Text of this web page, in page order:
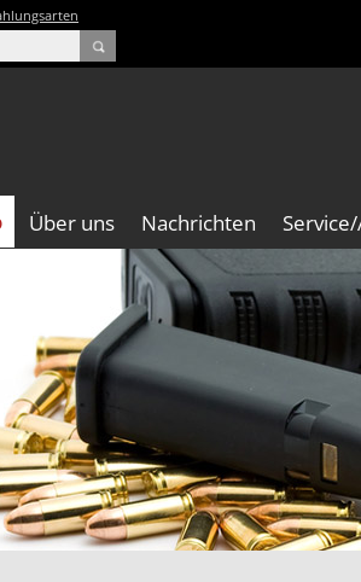
Über uns Nachrichten